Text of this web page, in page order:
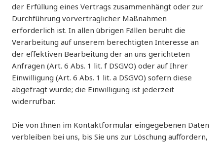
der Erfüllung eines Vertrags zusammenhängt oder zur
Durchführung vorvertraglicher Maßnahmen
erforderlich ist. In allen übrigen Fällen beruht die
Verarbeitung auf unserem berechtigten Interesse an
der effektiven Bearbeitung der an uns gerichteten
Anfragen (Art. 6 Abs. 1 lit. f DSGVO) oder auf Ihrer
Einwilligung (Art. 6 Abs. 1 lit. a DSGVO) sofern diese
abgefragt wurde; die Einwilligung ist jederzeit
widerrufbar.
Die von Ihnen im Kontaktformular eingegebenen Daten
verbleiben bei uns, bis Sie uns zur Löschung auffordern,